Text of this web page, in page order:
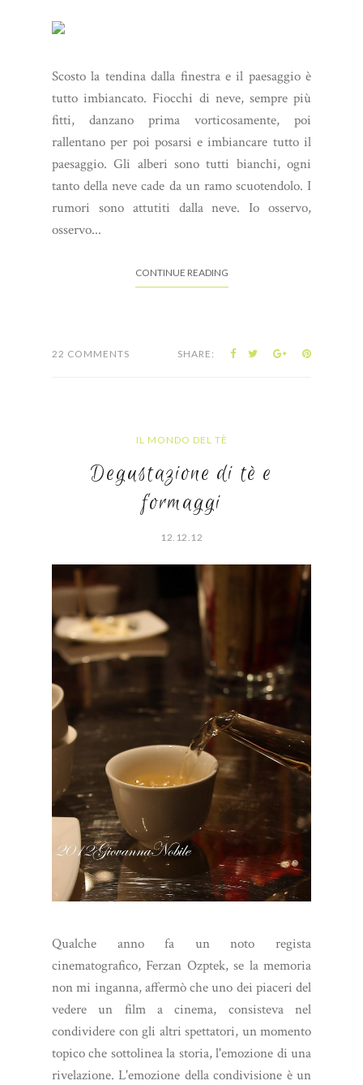
Scosto la tendina dalla finestra e il paesaggio è
tutto imbiancato. Fiocchi di neve, sempre più
fitti, danzano prima vorticosamente, poi
rallentano per poi posarsi e imbiancare tutto il
paesaggio. Gli alberi sono tutti bianchi, ogni
tanto della neve cade da un ramo scuotendolo. I
rumori sono attutiti dalla neve. Io osservo,
osservo...
CONTINUE READING
22 COMMENTS SHARE:
IL MONDO DEL TÈ
Degustazione di tè e
formaggi
12.12.12
Qualche anno fa un noto regista
cinematografico, Ferzan Ozptek, se la memoria
non mi inganna, affermò che uno dei piaceri del
vedere un film a cinema, consisteva nel
condividere con gli altri spettatori, un momento
topico che sottolinea la storia, l'emozione di una
rivelazione. L'emozione della condivisione è un